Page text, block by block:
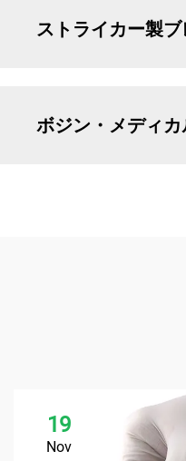
ストライカー製
ボジン・メディ
19
Nov